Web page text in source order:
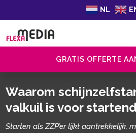
NL
GRATIS OFFERTE
Waarom
valkuil is voor
Starten als ZZP’er lijkt aantrekkelijk,